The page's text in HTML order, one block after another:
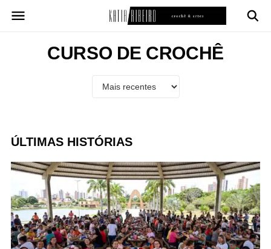
para
CURSO DE CROCHÊ
ÚLTIMAS HISTÓRIAS